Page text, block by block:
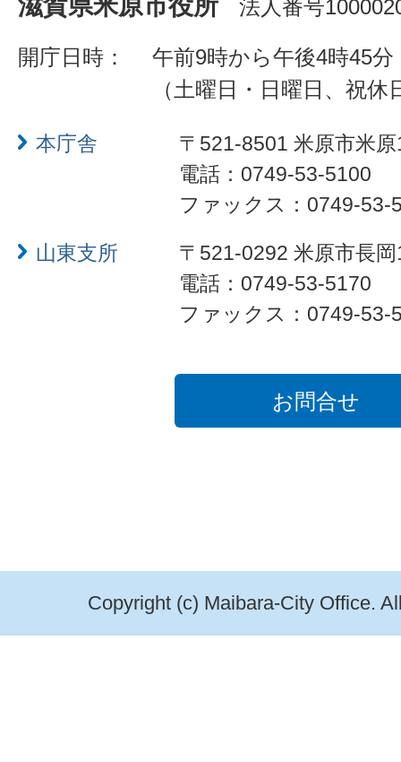
滋賀県米原市役所 法人番号
開庁日時：
午前9時から午後4時45分
（土曜日・日曜日、祝
本庁舎
〒521-8501 米原市米
電話：0749-53-5100
ファックス：0749-53-
山東支所
〒521-0292 米原市長
電話：0749-53-5170
ファックス：0749-53-
お問合せ
Copyright (c) Maibara-City Office.